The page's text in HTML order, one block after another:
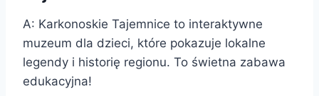
A: Karkonoskie Tajemnice to interaktywne
muzeum dla dzieci, które pokazuje lokalne
legendy i historię regionu. To świetna zabawa
edukacyjna!